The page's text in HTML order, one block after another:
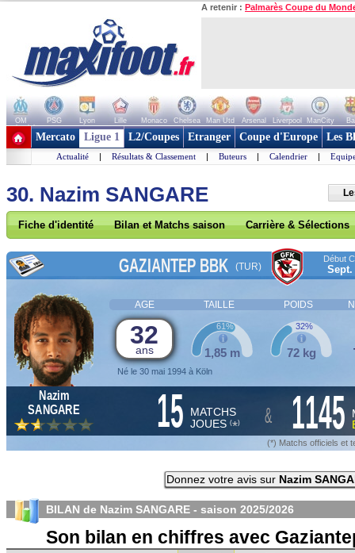
A retenir : Palmarès Coupe du
OM PSG Lyon Lille Monaco Chelsea Man Utd Arsenal Liverpool ManCity
+ de clubs
Mercato Ligue 1 L2/Coupes Etranger Coupe d'Europe Les
Actualité | Résultats & Classement | Buteurs | Calendrier |
30. Nazim SANGARE
Fiche d'identité Bilan et Matchs saison Carrière & Sélections
GAZIANTEP BBK (TUR)
Début
Sept.
AGE TAILLE POIDS
32
ans
Né le 30 mai 1994 à Köln
1,85 m
61%
72 kg
32%
Nazim
SANGARE
15 MATCHS
JOUES (*) & 1145
(*) Matchs officiels et
Donnez votre avis sur Nazim
BILAN de Nazim SANGARE - saison 2025/2026
Son bilan en chiffres avec